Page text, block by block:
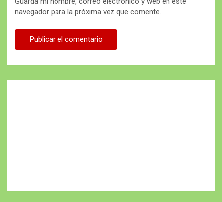
navegador para la próxima vez que comente.